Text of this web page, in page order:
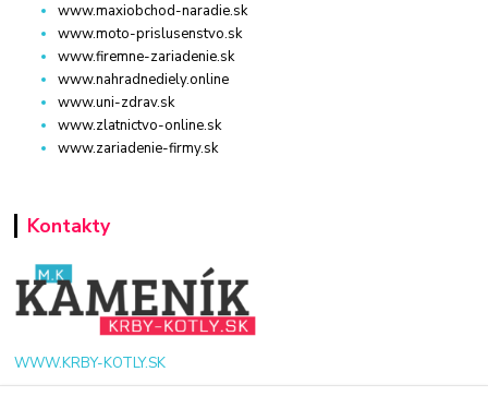
www.maxiobchod-naradie.sk
www.moto-prislusenstvo.sk
www.firemne-zariadenie.sk
www.nahradnediely.online
www.uni-zdrav.sk
www.zlatnictvo-online.sk
www.zariadenie-firmy.sk
Kontakty
WWW.KRBY-KOTLY.SK